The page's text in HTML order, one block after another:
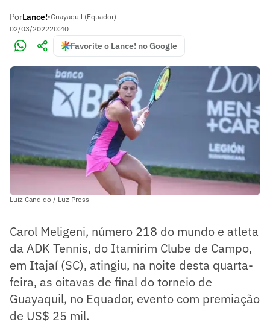
PorLance!•Guayaquil (Equador)
02/03/202220:40
Favorite o Lance! no Google
Luiz Candido / Luz Press
Carol Meligeni, número 218 do mundo e atleta
da ADK Tennis, do Itamirim Clube de Campo,
em Itajaí (SC), atingiu, na noite desta quarta-
feira, as oitavas de final do torneio de
Guayaquil, no Equador, evento com premiação
de US$ 25 mil.